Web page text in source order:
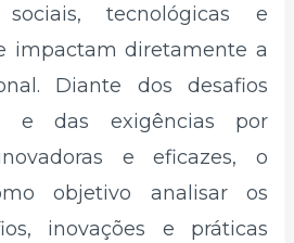
sociais, tecnológicas e
impactam diretamente a
Diante dos desafios
e das exigências por
e eficazes, o
objetivo analisar os
inovações e práticas